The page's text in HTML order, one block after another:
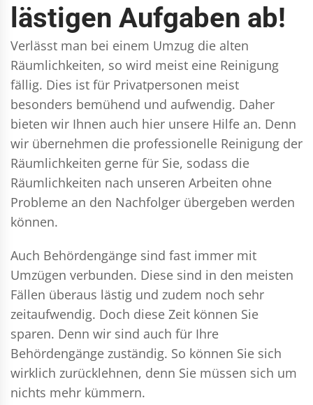
lästigen Aufgaben ab!
Verlässt man bei einem Umzug die alten
Räumlichkeiten, so wird meist eine Reinigung
fällig. Dies ist für Privatpersonen meist
besonders bemühend und aufwendig. Daher
bieten wir Ihnen auch hier unsere Hilfe an. Denn
wir übernehmen die professionelle Reinigung der
Räumlichkeiten gerne für Sie, sodass die
Räumlichkeiten nach unseren Arbeiten ohne
Probleme an den Nachfolger übergeben werden
können.
Auch Behördengänge sind fast immer mit
Umzügen verbunden. Diese sind in den meisten
Fällen überaus lästig und zudem noch sehr
zeitaufwendig. Doch diese Zeit können Sie
sparen. Denn wir sind auch für Ihre
Behördengänge zuständig. So können Sie sich
wirklich zurücklehnen, denn Sie müssen sich um
nichts mehr kümmern.